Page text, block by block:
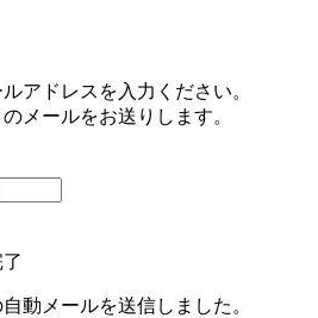
アドレスを入力ください。
メールをお送りします。
動メールを送信しました。